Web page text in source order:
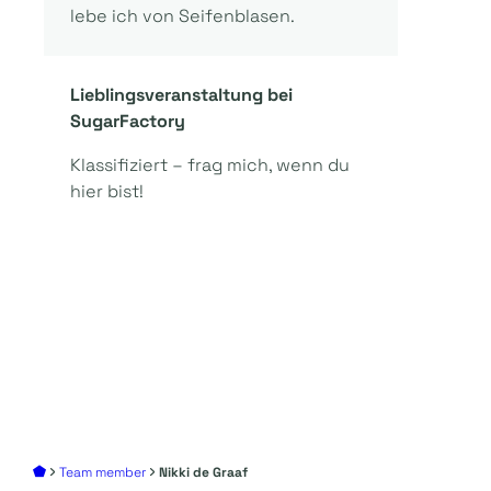
lebe ich von Seifenblasen.
Lieblingsveranstaltung bei
SugarFactory
Klassifiziert – frag mich, wenn du
hier bist!
Team member Nikki de Graaf